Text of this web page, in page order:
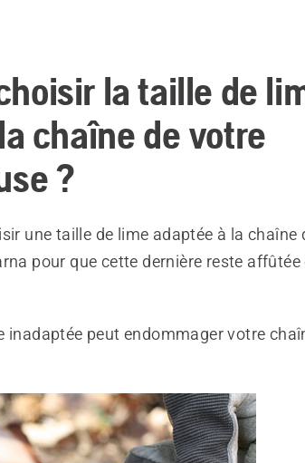
la taille de
chaîne de votre
?
une taille de lime adaptée à la chaîne
pour que cette dernière reste
inadaptée peut endommager votre